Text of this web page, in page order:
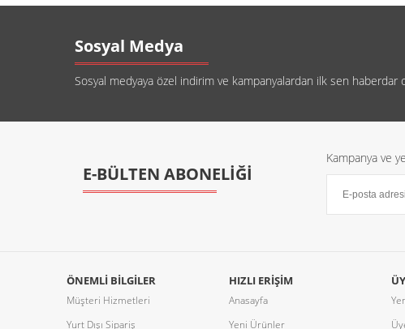
Sosyal Medya
Sosyal medyaya özel indirim ve kampanyalardan ilk sen haberdar
E-BÜLTEN ABONELİĞİ
Kampanya ve
ÖNEMLI BILGILER
Müşteri Hizmetleri
Yurt Dışı Sipariş
HIZLI ERIŞIM
Anasayfa
Yeni Ürünler